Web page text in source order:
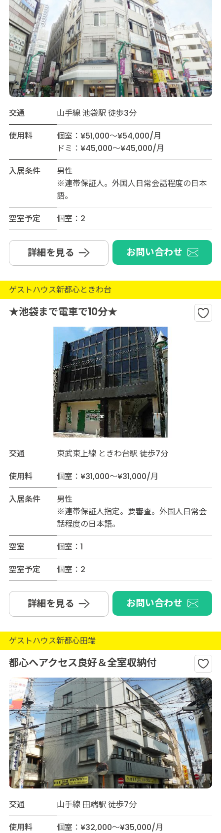
交通
山手線 池袋駅 徒歩3分
使用料
個室：¥51,000～¥54,000/月
ドミ：¥45,000～¥45,000/月
入居条件
男性
※連帯保証人。外国人日常会話程度の日本
語。
空室予定
個室：2
詳細を見る お問い合わせ
ゲストハウス新都心ときわ台
★池袋まで電車で10分★
交通
東武東上線 ときわ台駅 徒歩7分
使用料
個室：¥31,000～¥31,000/月
入居条件
男性
※連帯保証人指定。要審査。外国人日常会
話程度の日本語。
空室
個室：1
空室予定
個室：2
詳細を見る お問い合わせ
ゲストハウス新都心田端
都心へアクセス良好＆全室収納付
交通
山手線 田端駅 徒歩7分
使用料
個室：¥32,000～¥35,000/月